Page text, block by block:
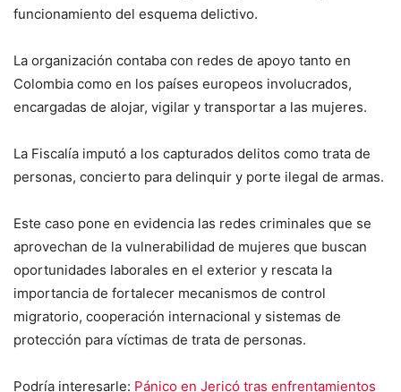
funcionamiento del esquema delictivo.
La organización contaba con redes de apoyo tanto en
Colombia como en los países europeos involucrados,
encargadas de alojar, vigilar y transportar a las mujeres.
La Fiscalía imputó a los capturados delitos como trata de
personas, concierto para delinquir y porte ilegal de armas.
Este caso pone en evidencia las redes criminales que se
aprovechan de la vulnerabilidad de mujeres que buscan
oportunidades laborales en el exterior y rescata la
importancia de fortalecer mecanismos de control
migratorio, cooperación internacional y sistemas de
protección para víctimas de trata de personas.
Podría interesarle: Pánico en Jericó tras enfrentamientos